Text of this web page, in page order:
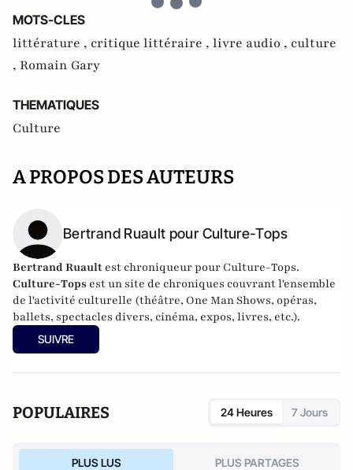
MOTS-CLES
littérature , critique littéraire , livre audio , culture
, Romain Gary
THEMATIQUES
Culture
A PROPOS DES AUTEURS
Bertrand Ruault pour Culture-Tops
Bertrand Ruault est chroniqueur pour Culture-Tops.
Culture-Tops est un site de chroniques couvrant l'ensemble
de l'activité culturelle (théâtre, One Man Shows, opéras,
ballets, spectacles divers, cinéma, expos, livres, etc.).
SUIVRE
POPULAIRES 24 Heures 7 Jours
PLUS LUS PLUS PARTAGES